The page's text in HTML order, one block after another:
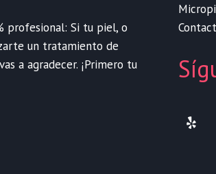
profesional: Si tu piel, o
un tratamiento de
a agradecer. ¡Primero tu